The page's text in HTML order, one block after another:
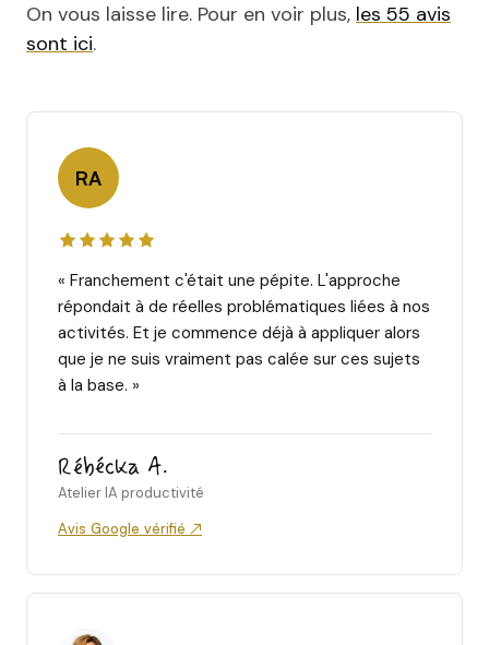
On vous laisse lire. Pour en voir plus, les 55 avis
sont ici.
RA
« Franchement c'était une pépite. L'approche
répondait à de réelles problématiques liées à nos
activités. Et je commence déjà à appliquer alors
que je ne suis vraiment pas calée sur ces sujets
à la base. »
Rébécka A.
Atelier IA productivité
Avis Google vérifié ↗